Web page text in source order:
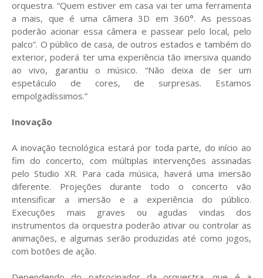
orquestra. “Quem estiver em casa vai ter uma ferramenta
a mais, que é uma câmera 3D em 360°. As pessoas
poderão acionar essa câmera e passear pelo local, pelo
palco”. O público de casa, de outros estados e também do
exterior, poderá ter uma experiência tão imersiva quando
ao vivo, garantiu o músico. “Não deixa de ser um
espetáculo de cores, de surpresas. Estamos
empolgadíssimos.”
Inovação
A inovação tecnológica estará por toda parte, do início ao
fim do concerto, com múltiplas intervenções assinadas
pelo Studio XR. Para cada música, haverá uma imersão
diferente. Projeções durante todo o concerto vão
intensificar a imersão e a experiência do público.
Execuções mais graves ou agudas vindas dos
instrumentos da orquestra poderão ativar ou controlar as
animações, e algumas serão produzidas até como jogos,
com botões de ação.